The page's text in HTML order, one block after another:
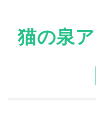
content猫の泉